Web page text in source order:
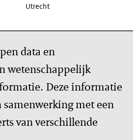
Utrecht
data en
wetenschappelijk
Deze informatie
met een
van verschillende